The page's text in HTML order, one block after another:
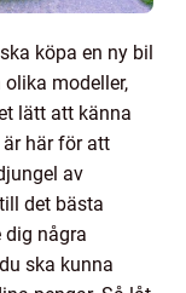
köpa en ny bil
modeller,
lätt att känna
här för att
av
det bästa
dig några
ska kunna